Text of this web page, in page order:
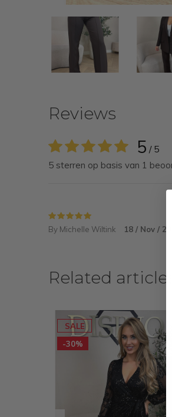
Reviews
5 / 5
5 sterren op basis van 1
By Michelle Wiltink 18 / Nov /
Related articles
SALE
-30%